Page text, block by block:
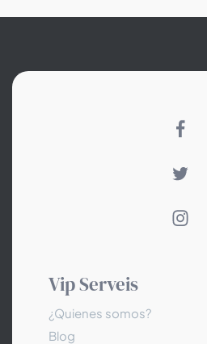
Vip Serveis
¿Quienes somos?
Blog